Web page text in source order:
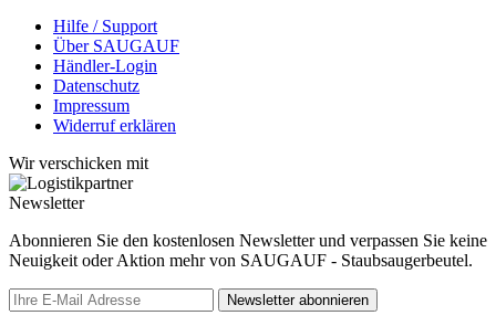
Hilfe / Support
Über SAUGAUF
Händler-Login
Datenschutz
Impressum
Widerruf erklären
Wir verschicken mit
Newsletter
Abonnieren Sie den kostenlosen Newsletter und verpassen Sie keine
Neuigkeit oder Aktion mehr von SAUGAUF - Staubsaugerbeutel.
Newsletter abonnieren